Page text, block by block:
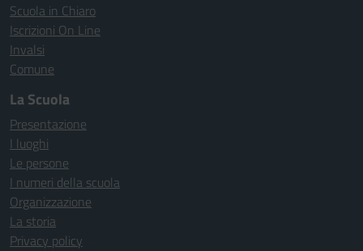
Scuola in Chiaro
Iscrizioni On Line
Invalsi
Comune
La Scuola
Presentazione
I luoghi
Le persone
I numeri della scuola
Organizzazione
La storia
Privacy policy